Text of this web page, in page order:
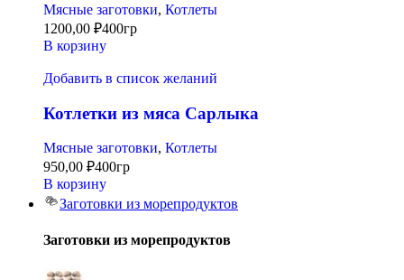
Мясные заготовки, Котлеты
1200,00 ₽400гр
В корзину
Добавить в список желаний
Котлетки из мяса Сарлыка
Мясные заготовки, Котлеты
950,00 ₽400гр
В корзину
Заготовки из морепродуктов
Заготовки из морепродуктов